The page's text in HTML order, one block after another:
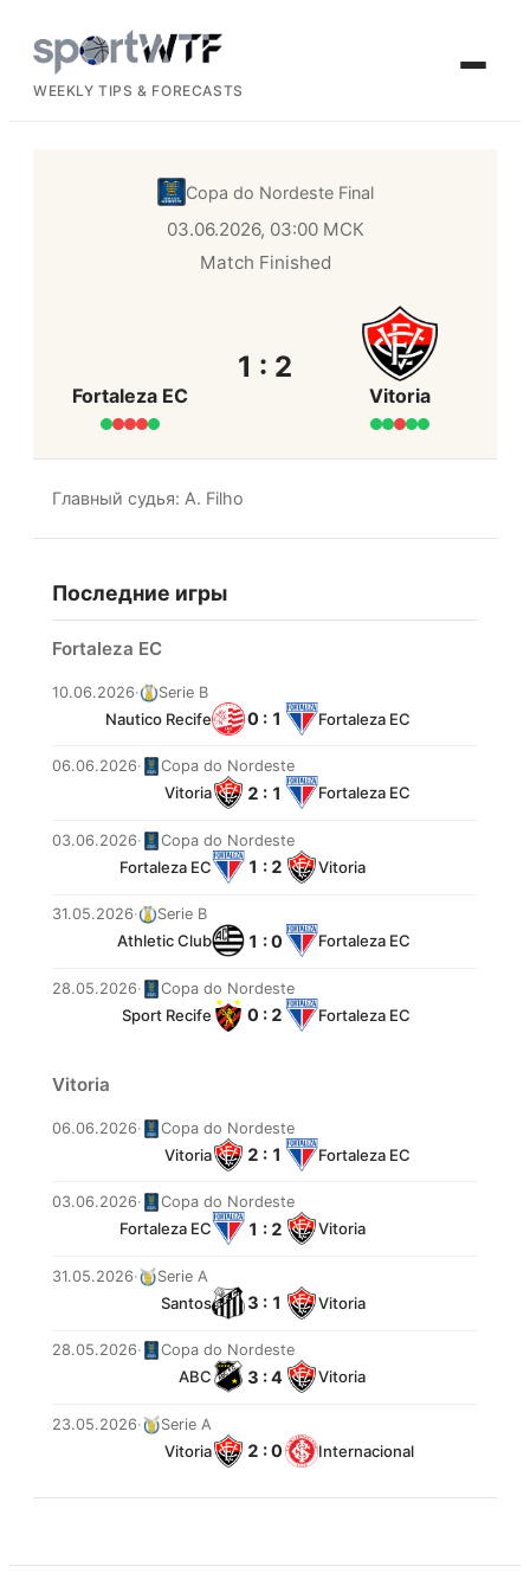
WEEKLY TIPS & FORECASTS
Copa do Nordeste Final
03.06.2026, 03:00 МСК
Match Finished
Fortaleza EC
1 : 2
Vitoria
Главный судья: A. Filho
Последние игры
Fortaleza EC
10.06.2026· Serie B
Nautico Recife 0 : 1 Fortaleza EC
06.06.2026· Copa do Nordeste
Vitoria 2 : 1 Fortaleza EC
03.06.2026· Copa do Nordeste
Fortaleza EC 1 : 2 Vitoria
31.05.2026· Serie B
Athletic Club 1 : 0 Fortaleza EC
28.05.2026· Copa do Nordeste
Sport Recife 0 : 2 Fortaleza EC
Vitoria
06.06.2026· Copa do Nordeste
Vitoria 2 : 1 Fortaleza EC
03.06.2026· Copa do Nordeste
Fortaleza EC 1 : 2 Vitoria
31.05.2026· Serie A
Santos 3 : 1 Vitoria
28.05.2026· Copa do Nordeste
ABC 3 : 4 Vitoria
23.05.2026· Serie A
Vitoria 2 : 0 Internacional